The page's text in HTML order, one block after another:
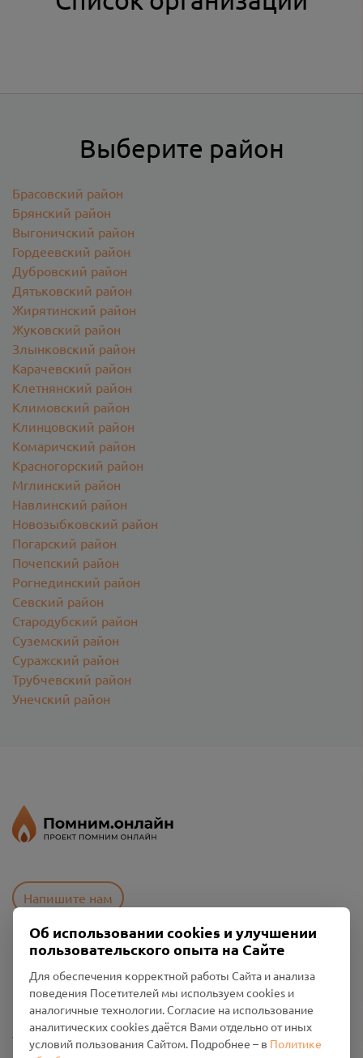
Выберите район
Брасовский район
Брянский район
Выгоничский район
Гордеевский район
Дубровский район
Дятьковский район
Жирятинский район
Жуковский район
Злынковский район
Карачевский район
Клетнянский район
Климовский район
Клинцовский район
Комаричский район
Красногорский район
Мглинский район
Навлинский район
Новозыбковский район
Погарский район
Почепский район
Рогнединский район
Севский район
Стародубский район
Суземский район
Суражский район
Трубчевский район
Унечский район
Напишите нам
Политика конфиденциальности
Промо-материалы
Настройки cookies
Об использовании cookies и улучшении
пользовательского опыта на Сайте
Для обеспечения корректной работы Сайта и анализа
поведения Посетителей мы используем cookies и
аналогичные технологии. Согласие на использование
аналитических cookies даётся Вами отдельно от иных
условий пользования Сайтом. Подробнее – в Политике